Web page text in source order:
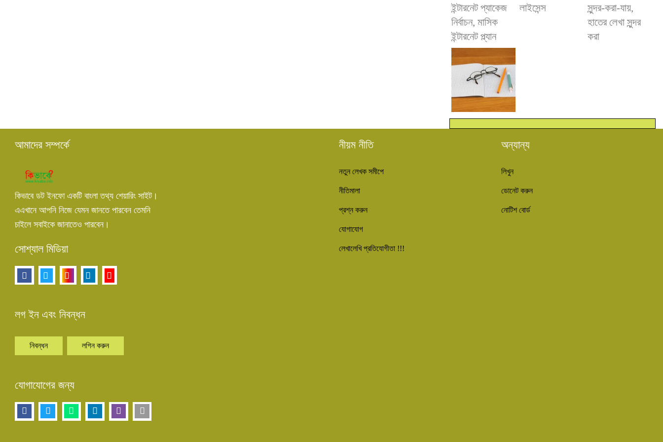
আমাদের সম্পর্কে
কিভাবে ডট ইনফো একটি বাংলা তথ্য শেয়ারিং সাইট।
এএখানে আপনি নিজে যেমন জানতে পারবেন তেমনি
চাইলে সবাইকে জানাতেও পারবেন।
সোশ্যাল মিডিয়া
লগ ইন এবং নিবন্ধন
নিবন্ধন লগিন করুন
যোগাযোগের জন্য
নীয়ম নীতি
নতুন লেখক সমীপে
নীতিমালা
প্রশ্ন করুন
যোগাযোগ
লেখালেখি প্রতিযোগীতা !!!
অন্যান্য
লিখুন
ডোনেট করুন
নোটিশ বোর্ড